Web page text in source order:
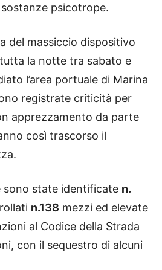
psicotrope.
del massiccio dispositivo
la notte tra sabato e
l’area portuale di Marina
registrate criticità per
apprezzamento da parte
così trascorso il
sono state identificate n.
n.138 mezzi ed elevate
al Codice della Strada
con il sequestro di alcuni